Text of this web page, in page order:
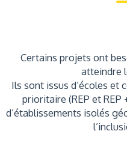
Certains projets ont
atteindre
Ils sont issus d’écoles et
prioritaire (REP et REP
d’établissements isolés